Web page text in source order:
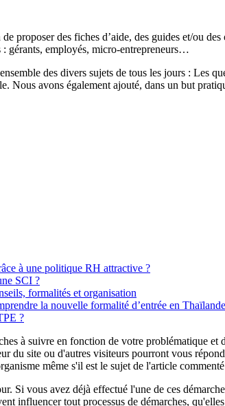
proposer des fiches d’aide, des guides et/ou
gérants, employés, micro-entrepreneurs…
des divers sujets de tous les jours : Les
Nous avons également ajouté, dans un but
à une politique RH attractive ?
SCI ?
formalités et organisation
la nouvelle formalité d’entrée en Thaïlande
?
à suivre en fonction de votre problématique
du site ou d'autres visiteurs pourront vous
même s'il est le sujet de l'article
Si vous avez déjà effectué l'une de ces
influencer tout processus de démarches,